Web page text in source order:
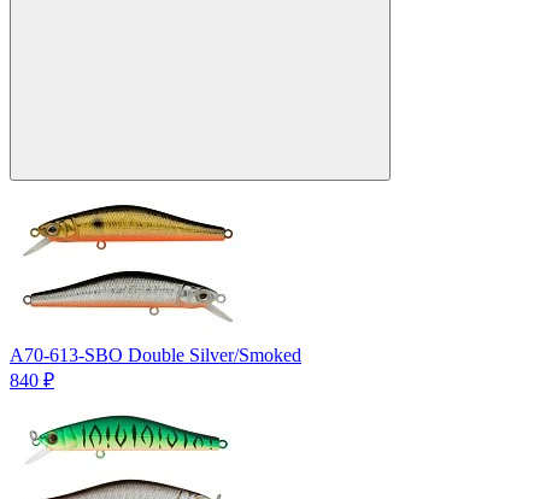
A70-613-SBO Double Silver/Smoked
840 ₽